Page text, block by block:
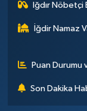
Iğdır Nöbetçi
İğdir Namaz
Puan Durumu
Son Dakika